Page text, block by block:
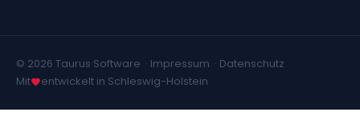
© 2026 Taurus Software · Impressum · Datenschutz
Mit
entwickelt in Schleswig-Holstein